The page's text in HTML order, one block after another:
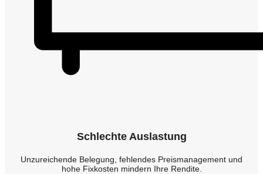
Schlechte Auslastung
Unzureichende Belegung, fehlendes Preismanagement und
hohe Fixkosten mindern Ihre Rendite.